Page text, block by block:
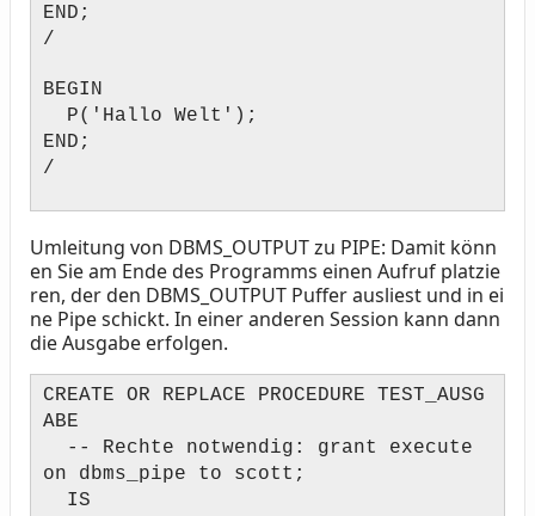
END;
/
BEGIN
P('Hallo Welt');
END;
/
Umleitung von DBMS_OUTPUT zu PIPE: Damit könn
en Sie am Ende des Programms einen Aufruf platzie
ren, der den DBMS_OUTPUT Puffer ausliest und in ei
ne Pipe schickt. In einer anderen Session kann dann
die Ausgabe erfolgen.
CREATE OR REPLACE PROCEDURE TEST_AUSG
ABE
-- Rechte notwendig: grant execute
on dbms_pipe to scott;
IS